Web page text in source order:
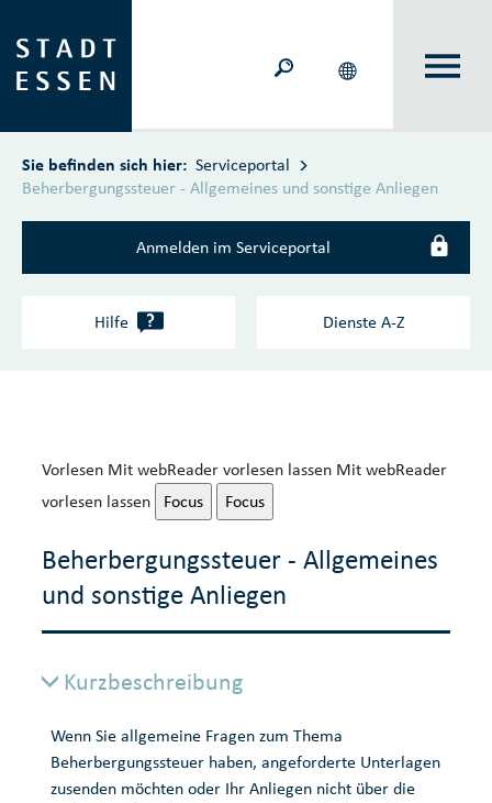
Sie befinden sich hier: Serviceportal
Beherbergungssteuer - Allgemeines und sonstige Anliegen
Anmelden im Serviceportal
Hilfe ? Dienste A‑Z
Vorlesen Mit webReader vorlesen lassen Mit webReader
vorlesen lassen
Focus Focus
Beherbergungssteuer - Allgemeines
und sonstige Anliegen
Kurzbeschreibung
Wenn Sie allgemeine Fragen zum Thema
Beherbergungssteuer haben, angeforderte Unterlagen
zusenden möchten oder Ihr Anliegen nicht über die